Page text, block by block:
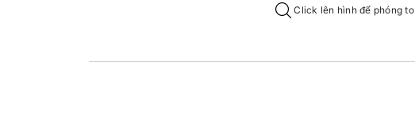
Click lên hình để phóng to